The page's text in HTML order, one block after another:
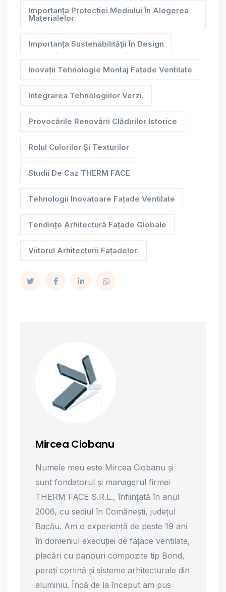
Importanța Protecției Mediului În Alegerea
Materialelor
Importanța Sustenabilității În Design
Inovații Tehnologie Montaj Fațade Ventilate
Integrarea Tehnologiilor Verzi.
Provocările Renovării Clădirilor Istorice
Rolul Culorilor Și Texturilor
Studii De Caz THERM FACE
Tehnologii Inovatoare Fațade Ventilate
Tendințe Arhitectură Fațade Globale
Viitorul Arhitecturii Fațadelor.
Mircea Ciobanu
Numele meu este Mircea Ciobanu și
sunt fondatorul și managerul firmei
THERM FACE S.R.L., înființată în anul
2006, cu sediul în Comănești, județul
Bacău. Am o experiență de peste 19 ani
în domeniul execuției de fațade ventilate,
placări cu panouri compozite tip Bond,
pereți cortină și sisteme arhitecturale din
aluminiu. Încă de la început am pus